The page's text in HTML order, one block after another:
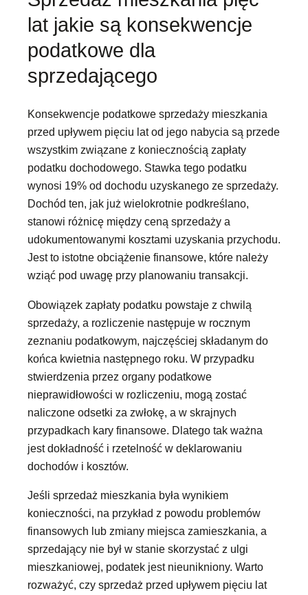
lat jakie są konsekwencje
podatkowe dla
sprzedającego
Konsekwencje podatkowe sprzedaży mieszkania
przed upływem pięciu lat od jego nabycia są przede
wszystkim związane z koniecznością zapłaty
podatku dochodowego. Stawka tego podatku
wynosi 19% od dochodu uzyskanego ze sprzedaży.
Dochód ten, jak już wielokrotnie podkreślano,
stanowi różnicę między ceną sprzedaży a
udokumentowanymi kosztami uzyskania przychodu.
Jest to istotne obciążenie finansowe, które należy
wziąć pod uwagę przy planowaniu transakcji.
Obowiązek zapłaty podatku powstaje z chwilą
sprzedaży, a rozliczenie następuje w rocznym
zeznaniu podatkowym, najczęściej składanym do
końca kwietnia następnego roku. W przypadku
stwierdzenia przez organy podatkowe
nieprawidłowości w rozliczeniu, mogą zostać
naliczone odsetki za zwłokę, a w skrajnych
przypadkach kary finansowe. Dlatego tak ważna
jest dokładność i rzetelność w deklarowaniu
dochodów i kosztów.
Jeśli sprzedaż mieszkania była wynikiem
konieczności, na przykład z powodu problemów
finansowych lub zmiany miejsca zamieszkania, a
sprzedający nie był w stanie skorzystać z ulgi
mieszkaniowej, podatek jest nieunikniony. Warto
rozważyć, czy sprzedaż przed upływem pięciu lat